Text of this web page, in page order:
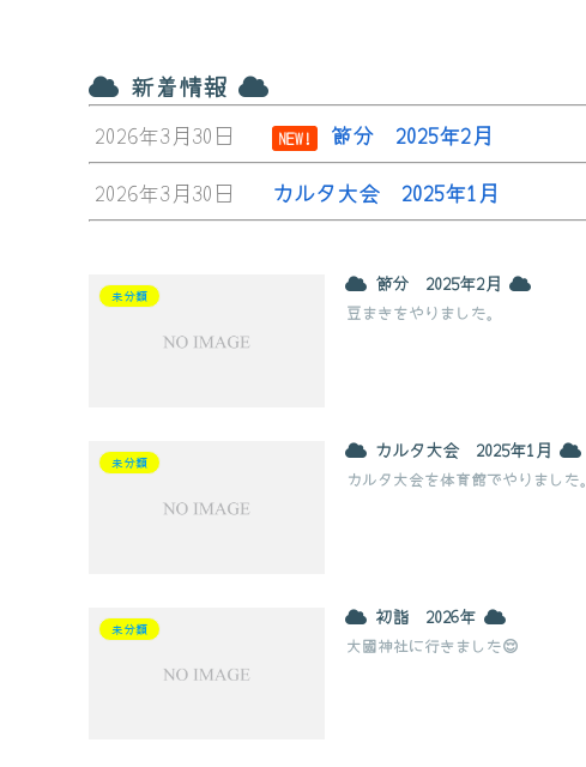
新着情報
2026年3月30日 NEW!
節分 2025年2月
2026年3月30日
カルタ大会 2025年1月
未分類
節分 2025年2月
豆まきをやりました。
未分類
カルタ大会 2025年1月
カルタ大会を体育館でやりました。
未分類
初詣 2026年
大國神社に行きました😌